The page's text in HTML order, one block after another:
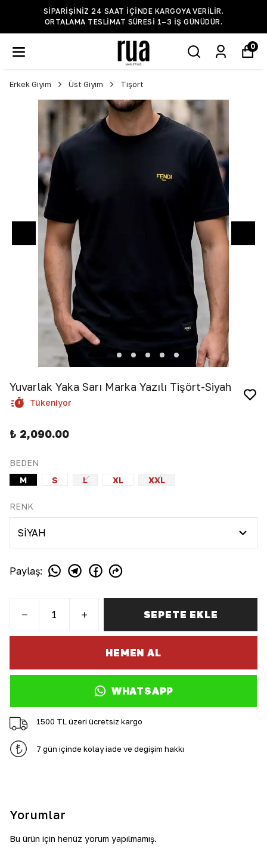
SIPARIŞINIZ 24 SAAT IÇINDE KARGOYA VERILIR.
ORTALAMA TESLIMAT SÜRESI 1–3 IŞ GÜNÜDÜR.
0
Erkek Giyim Üst Giyim Tişört
Yuvarlak Yaka Sarı Marka Yazılı Tişört-Siyah
Tükeniyor
₺ 2,090.00
BEDEN
M
S L XL XXL
RENK
Paylaş:
SEPETE EKLE
HEMEN AL
WHATSAPP
1500 TL üzeri ücretsiz kargo
7 gün içinde kolay iade ve değişim hakkı
Yorumlar
Bu ürün için henüz yorum yapılmamış.